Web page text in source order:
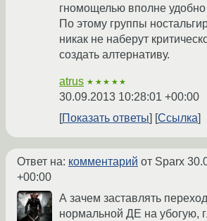
гномощелью вполне удобно
По этому группы
никак не наберут
создать алтернативу.
atrus ★★★★★
30.09.2013 10:28:01 +00:00
Показать ответы
Ссылка
Ответ на: комментарий от Sparx
+00:00
А зачем заставлять
нормальной ДЕ на убогую,